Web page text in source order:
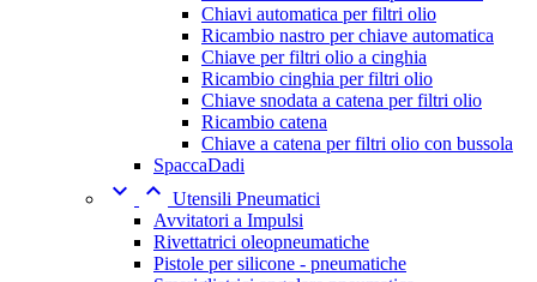
Chiavi automatica per filtri olio
Ricambio nastro per chiave automatica
Chiave per filtri olio a cinghia
Ricambio cinghia per filtri olio
Chiave snodata a catena per filtri olio
Ricambio catena
Chiave a catena per filtri olio con bussola
SpaccaDadi
  Utensili Pneumatici
Avvitatori a Impulsi
Rivettatrici oleopneumatiche
Pistole per silicone - pneumatiche